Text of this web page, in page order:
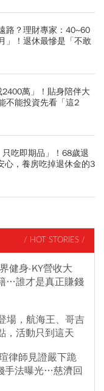
路？理財專家：40~60
」！退休最慘是「不敢
萬」！貼身陪伴大
不能投資先看「這2
吃即期品」！68歲退
心，養房吃掉退休金的3
/ HOT STORIES /
健身-KY營收大
…誰才是真正賺錢
場，航海王、哥吉
，活動只到這天
律師見證嚴下跪
手法曝光…慈濟回